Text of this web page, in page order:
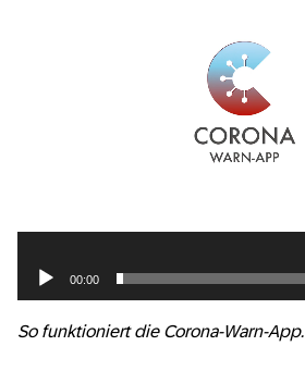
00:00
So funktioniert die Corona-Warn-App.